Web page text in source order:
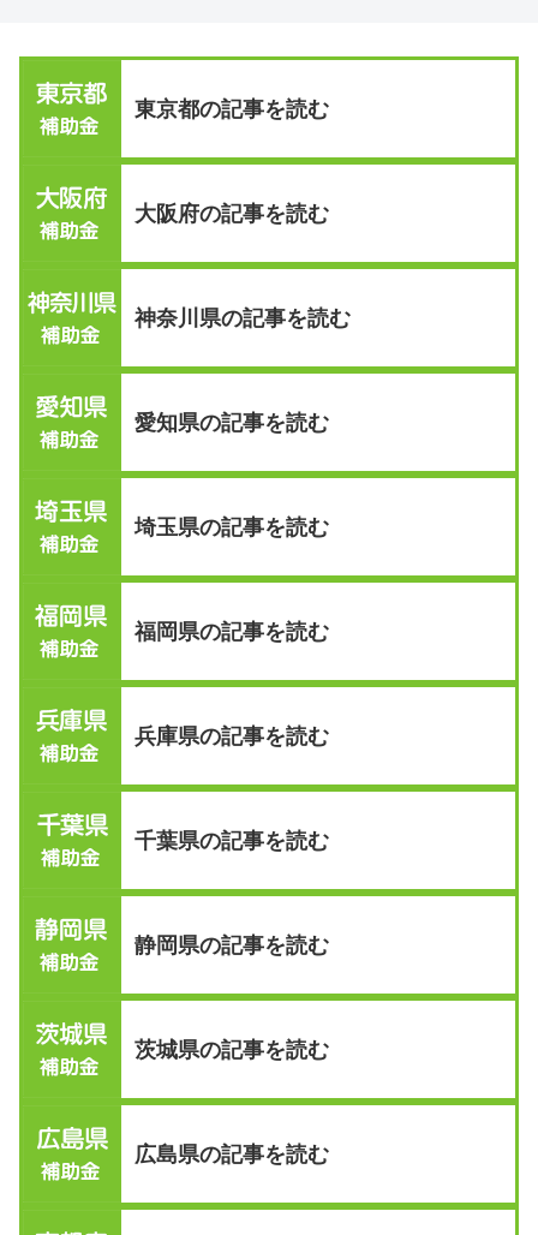
東京都の記事を読む
大阪府の記事を読む
神奈川県の記事を読む
愛知県の記事を読む
埼玉県の記事を読む
福岡県の記事を読む
兵庫県の記事を読む
千葉県の記事を読む
静岡県の記事を読む
茨城県の記事を読む
広島県の記事を読む